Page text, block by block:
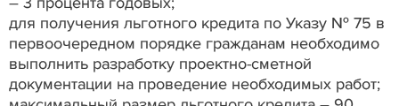
для получения льготного кредита по Указу № 75 в
первоочередном порядке гражданам необходимо
выполнить разработку проектно-сметной
документации на проведение необходимых работ;